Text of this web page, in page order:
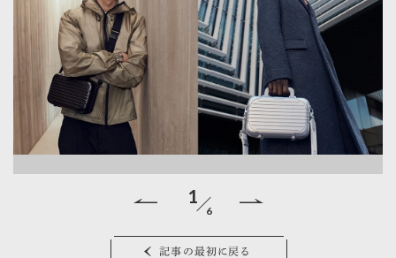
記事の最初に戻る
1
6